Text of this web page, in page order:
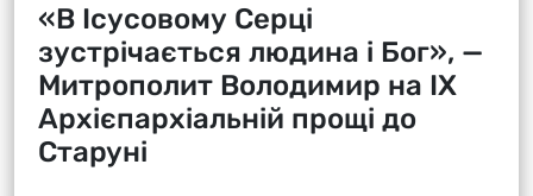
«В Ісусовому Серці
зустрічається людина і Бог», —
Митрополит Володимир на ІХ
Архієпархіальній прощі до
Старуні